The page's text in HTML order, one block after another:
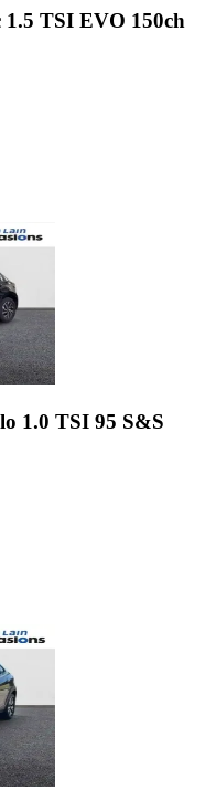
1.5 TSI EVO 150ch
1.0 TSI 95 S&S